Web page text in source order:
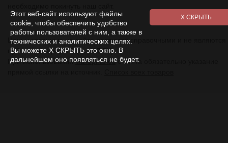
Цены указанные на сайте являются справочными и не являются
публичной офертой (ст. 437 ГК).
При использованииматериаловс сайта обязательно указание
Этот веб-сайт используют файлы
cookie, чтобы обеспечить удобство
работы пользователей с ним, а также в
технических и аналитических целях.
Вы можете Х СКРЫТЬ это окно. В
дальнейшем оно появляться не будет.